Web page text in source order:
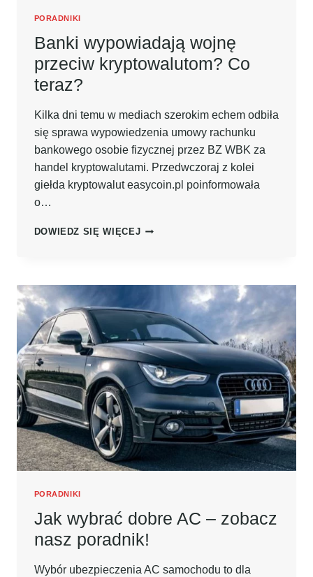
PORADNIKI
Banki wypowiadają wojnę
przeciw kryptowalutom? Co
teraz?
Kilka dni temu w mediach szerokim echem odbiła
się sprawa wypowiedzenia umowy rachunku
bankowego osobie fizycznej przez BZ WBK za
handel kryptowalutami. Przedwczoraj z kolei
giełda kryptowalut easycoin.pl poinformowała
o…
DOWIEDZ SIĘ WIĘCEJBANKI
KRYPTOWALUTOM?
TERAZ?
PORADNIKI
Jak wybrać dobre AC – zobacz
nasz poradnik!
Wybór ubezpieczenia AC samochodu to dla